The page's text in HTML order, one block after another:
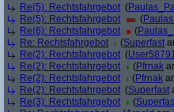
Re(5): Rechtsfahrgebot (
Re(5): Rechtsfahrgebot
(
Re(6): Rechtsfahrgebot
(
Re: Rechtsfahrgebot
(Superfast
Re(2): Rechtsfahrgebot (
Re(2): Rechtsfahrgebot
(Pfrnak
Re(2): Rechtsfahrgebot
(Pfrnak
Re(2): Rechtsfahrgebot (Superfast
Re(3): Rechtsfahrgebot
(